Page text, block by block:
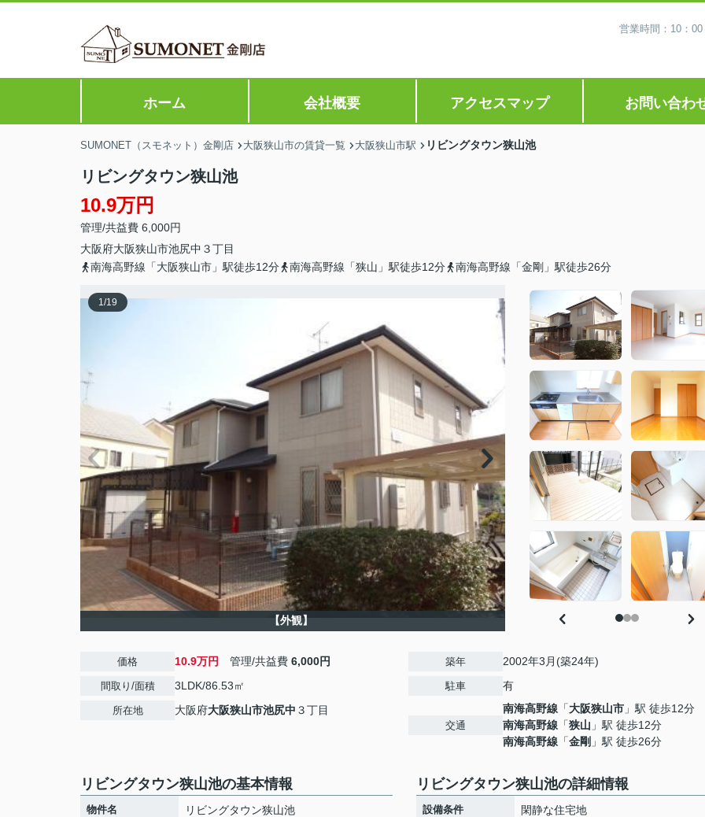
営業時間：10：
ホーム 会社概要 アクセスマップ お問い合わ
SUMONET（スモネット）金剛店 大阪狭山市の賃貸一覧 大阪狭山市駅 リビングタウン狭山池
リビングタウン狭山池
10.9万円
管理/共益費 6,000円
大阪府大阪狭山市池尻中 ３丁目
南海高野線「大阪狭山市」駅徒歩12分
南海高野線「狭山」駅徒歩12分 南海高野線「金剛」駅徒歩26分
1/19
【外観】
価格 10.9万円 管理/共益費 6,000円
間取り/面積 3LDK/86.53㎡
所在地 大阪府大阪狭山市池尻中 ３丁目
築年 2002年3月(築24年)
駐車 有
交通
南海高野線 「大阪狭山市 」駅 徒歩12分
南海高野線 「狭山 」駅 徒歩12分
南海高野線 「金剛 」駅 徒歩26分
リビングタウン狭山池の基本情報
物件名 リビングタウン狭山池
リビングタウン狭山池の詳細情報
設備条件
閑静な住宅地